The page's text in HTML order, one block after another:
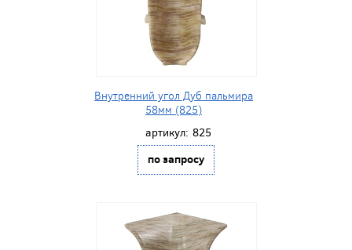
Внутренний угол Дуб пальмира
58мм (825)
артикул: 825
по запросу